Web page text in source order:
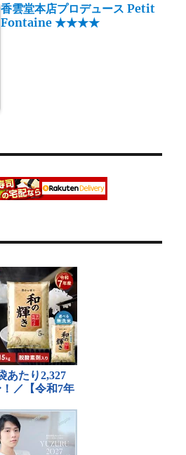
香雲堂本店プロデュース Petit
Fontaine ★★★★